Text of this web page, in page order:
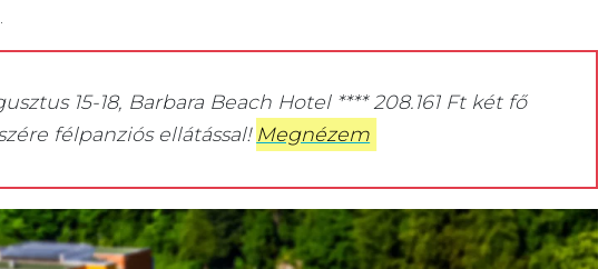
15-18, Barbara Beach Hotel **** 208.161 Ft két fő
félpanziós ellátással! Megnézem